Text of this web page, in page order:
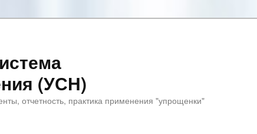
(УСН)
отчетность, практика применения "упрощенки"